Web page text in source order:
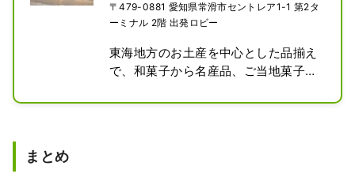
〒479-0881 愛知県常滑市セントレア1-1 第2タ
ーミナル 2階 出発ロビー
東海地方のお土産を中心とした品揃え
で、和菓子から名産品、ご当地菓子ま
す。ターミナルに入ってすぐの場所に
まとめ